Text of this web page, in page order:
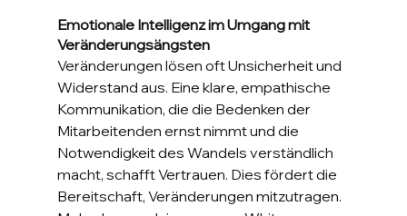
Emotionale Intelligenz im Umgang mit
Veränderungsängsten
Veränderungen lösen oft Unsicherheit und
Widerstand aus. Eine klare, empathische
Kommunikation, die die Bedenken der
Mitarbeitenden ernst nimmt und die
Notwendigkeit des Wandels verständlich
macht, schafft Vertrauen. Dies fördert die
Bereitschaft, Veränderungen mitzutragen.